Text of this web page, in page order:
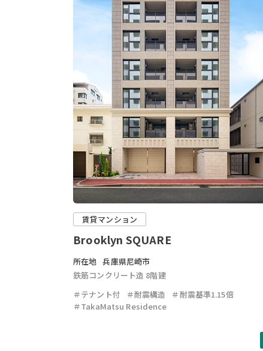
賃貸マンション
Brooklyn SQUARE
所在地 兵庫県尼崎市
鉄筋コンクリート造 8階建
＃テナント付
＃耐震構造
＃耐震基準1.15倍
＃TakaMatsu Residence